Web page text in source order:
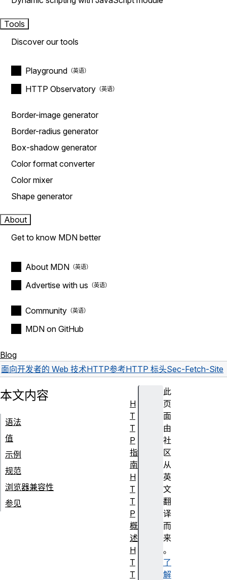
Tools
Discover our tools
Playground
HTTP Observatory
Border-image generator
Border-radius generator
Box-shadow generator
Color format converter
Color mixer
Shape generator
About
Get to know MDN better
About MDN
Advertise with us
Community
MDN on GitHub
Blog
面向开发者的 Web 技术HTTP参考HTTP 标头Sec-Fetch-Site
此
页
面
由
社
区
从
英
文
翻
译
而
来
。
了
解
本文内容
语法
值
示例
规范
浏览器兼容性
参见
H
T
T
P
指
南
H
T
T
P
概
述
H
T
T